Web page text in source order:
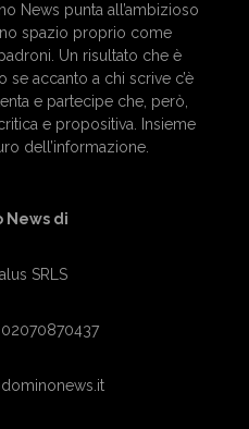
News punta all’ambizioso
spazio proprio come
Un risultato che è
accanto a chi scrive c’è
e partecipe che, però,
e propositiva. Insieme
dell’informazione.
News di
SRLS
02070870437